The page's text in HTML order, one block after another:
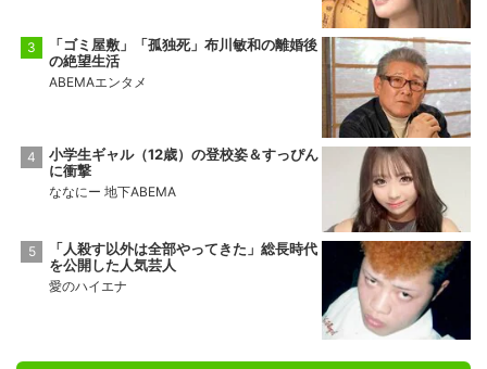
「ゴミ屋敷」「孤独死」布川敏和の離婚後
の絶望生活
ABEMAエンタメ
小学生ギャル（12歳）の登校姿＆すっぴん
に衝撃
ななにー 地下ABEMA
「人殺す以外は全部やってきた」総長時代
を公開した人気芸人
愛のハイエナ